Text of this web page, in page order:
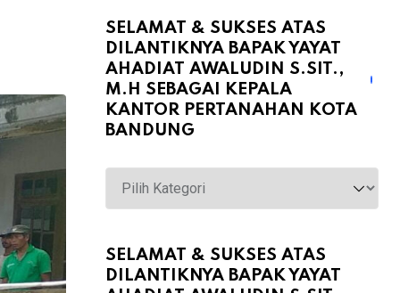
SELAMAT & SUKSES ATAS
DILANTIKNYA BAPAK YAYAT
AHADIAT AWALUDIN S.SIT.,
M.H SEBAGAI KEPALA
KANTOR PERTANAHAN KOTA
BANDUNG
Selamat
&
atas
Dilantiknya
SELAMAT & SUKSES ATAS
DILANTIKNYA BAPAK YAYAT